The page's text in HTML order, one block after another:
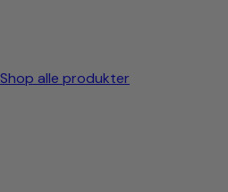
Shop alle produkter